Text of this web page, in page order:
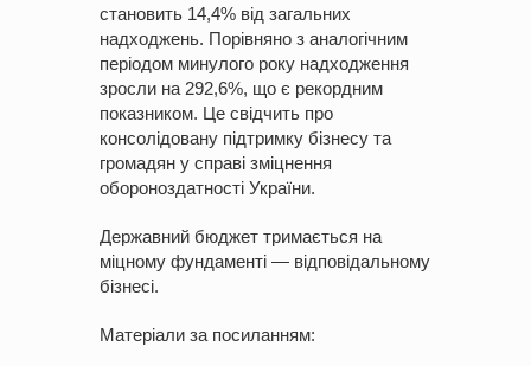
становить 14,4% від загальних
надходжень. Порівняно з аналогічним
періодом минулого року надходження
зросли на 292,6%, що є рекордним
показником. Це свідчить про
консолідовану підтримку бізнесу та
громадян у справі зміцнення
обороноздатності України.
Державний бюджет тримається на
міцному фундаменті — відповідальному
бізнесі.
Матеріали за посиланням: